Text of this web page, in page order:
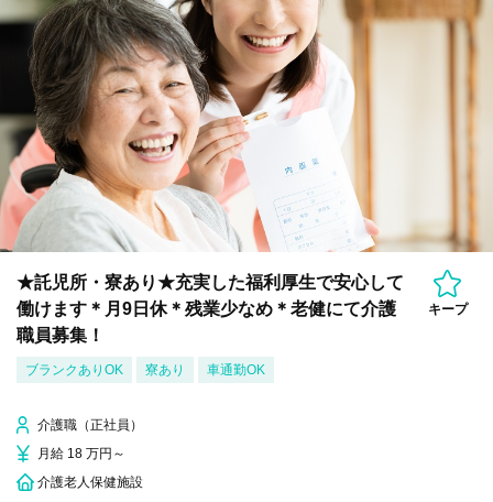
★託児所・寮あり★充実した福利厚生で安心して
働けます＊月9日休＊残業少なめ＊老健にて介護
職員募集！
キープ
ブランクありOK 寮あり 車通勤OK
介護職（正社員）
月給 18 万円～
介護老人保健施設